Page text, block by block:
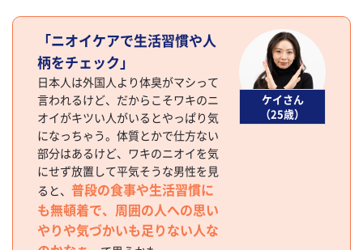
ケイさん
（25歳）
「ニオイケアで生活習慣や人
柄をチェック」
日本人は外国人より体臭がマシって
言われるけど、だからこそワキのニ
オイがキツい人がいるとやっぱり気
になっちゃう。体質とかで仕方ない
部分はあるけど、ワキのニオイを気
にせず放置して平気そうな男性を見
ると、 普段の食事や生活習慣に
も無頓着で、周囲の人への思い
やりや気づかいも足りない人な